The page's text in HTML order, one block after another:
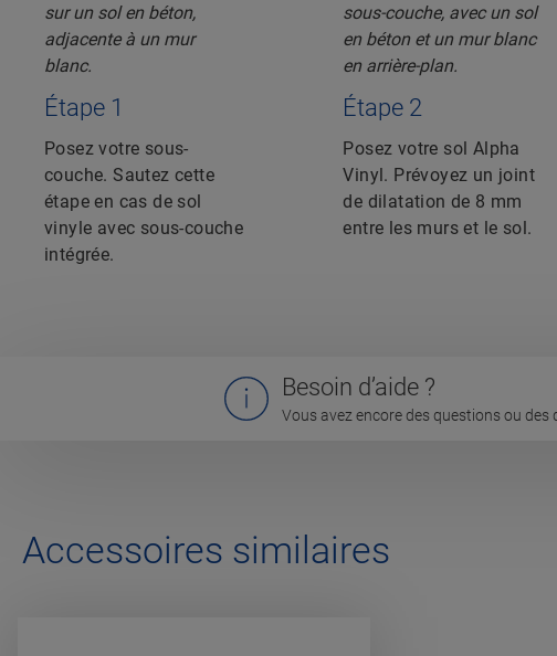
Étape 1
Posez votre sous-
couche. Sautez cette
étape en cas de sol
vinyle avec sous-couche
intégrée.
Étape 2
Posez votre sol Alpha
Vinyl. Prévoyez un joint
de dilatation de 8 mm
entre les murs et le sol.
Besoin d’aide ?
Vous avez encore des questions ou des
Accessoires similaires